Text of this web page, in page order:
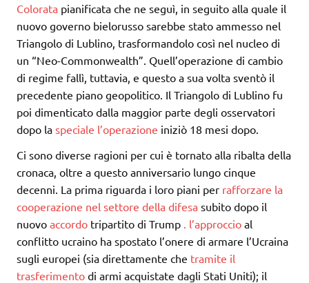
Colorata pianificata che ne seguì, in seguito alla quale il
nuovo governo bielorusso sarebbe stato ammesso nel
Triangolo di Lublino, trasformandolo così nel nucleo di
un “Neo-Commonwealth”. Quell’operazione di cambio
di regime fallì, tuttavia, e questo a sua volta sventò il
precedente piano geopolitico. Il Triangolo di Lublino fu
poi dimenticato dalla maggior parte degli osservatori
dopo la speciale l’operazione iniziò 18 mesi dopo.
Ci sono diverse ragioni per cui è tornato alla ribalta della
cronaca, oltre a questo anniversario lungo cinque
decenni. La prima riguarda i loro piani per rafforzare la
cooperazione nel settore della difesa subito dopo il
nuovo accordo tripartito di Trump l’approccio al
conflitto ucraino ha spostato l’onere di armare l’Ucraina
sugli europei (sia direttamente che tramite il
trasferimento di armi acquistate dagli Stati Uniti); il